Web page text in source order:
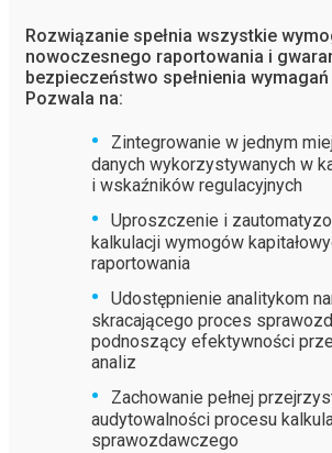
Rozwiązanie spełnia wszystkie
nowoczesnego raportowania i
bezpieczeństwo spełnienia
Pozwala na:
Zintegrowanie w jednym
danych wykorzystywanych w
i wskaźników regulacyjnych
Uproszczenie i
kalkulacji wymogów
raportowania
Udostępnienie analitykom
skracającego proces
podnoszący efektywności
analiz
Zachowanie pełnej
audytowalności procesu
sprawozdawczego